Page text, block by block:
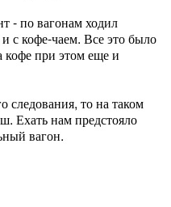
- по вагонам ходил
с кофе-чаем. Все это было
при этом еще и
следования, то на таком
Ехать нам предстояло
вагон.